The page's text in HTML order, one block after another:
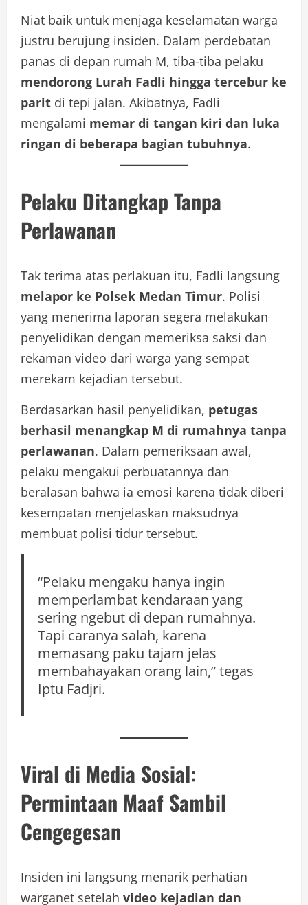
Niat baik untuk menjaga keselamatan warga
justru berujung insiden. Dalam perdebatan
panas di depan rumah M, tiba-tiba pelaku
mendorong Lurah Fadli hingga tercebur ke
parit di tepi jalan. Akibatnya, Fadli
mengalami memar di tangan kiri dan luka
ringan di beberapa bagian tubuhnya.
Pelaku Ditangkap Tanpa
Perlawanan
Tak terima atas perlakuan itu, Fadli langsung
melapor ke Polsek Medan Timur. Polisi
yang menerima laporan segera melakukan
penyelidikan dengan memeriksa saksi dan
rekaman video dari warga yang sempat
merekam kejadian tersebut.
Berdasarkan hasil penyelidikan, petugas
berhasil menangkap M di rumahnya tanpa
perlawanan. Dalam pemeriksaan awal,
pelaku mengakui perbuatannya dan
beralasan bahwa ia emosi karena tidak diberi
kesempatan menjelaskan maksudnya
membuat polisi tidur tersebut.
“Pelaku mengaku hanya ingin
memperlambat kendaraan yang
sering ngebut di depan rumahnya.
Tapi caranya salah, karena
memasang paku tajam jelas
membahayakan orang lain,” tegas
Iptu Fadjri.
Viral di Media Sosial:
Permintaan Maaf Sambil
Cengegesan
Insiden ini langsung menarik perhatian
warganet setelah video kejadian dan